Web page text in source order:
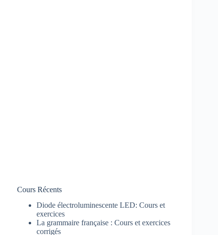
Cours Récents
Diode électroluminescente LED: Cours et
exercices
La grammaire française : Cours et exercices
corrigés